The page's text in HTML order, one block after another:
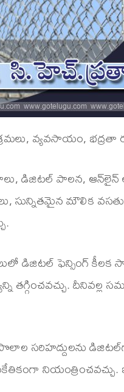
వ్యవసాయం,
డిజిటల్ పాలన,
మౌలిక
అమలులో డిజిటల్ ఫెన్సింగ్
డిజిటల్‌గా
నియంత్రించవచ్చు.